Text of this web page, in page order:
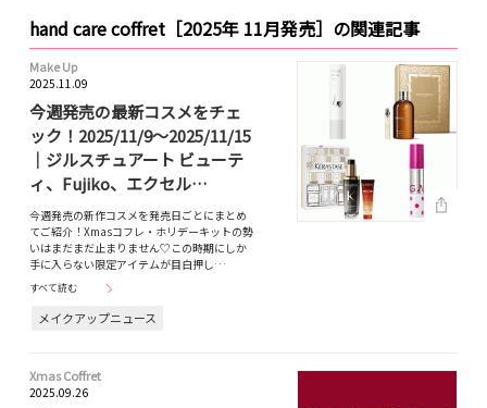
hand care coffret［2025年 11月発売］の関連記事
Make Up
2025.11.09
今週発売の最新コスメをチェ
ック！2025/11/9～2025/11/15
｜ジルスチュアート ビューテ
ィ、Fujiko、エクセル…
今週発売の新作コスメを発売日ごとにまとめ
てご紹介！Xmasコフレ・ホリデーキットの勢
いはまだまだ止まりません♡この時期にしか
手に入らない限定アイテムが目白押し…
すべて読む
メイクアップニュース
Xmas Coffret
2025.09.26